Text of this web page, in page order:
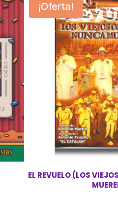
¡Oferta!
EL REVUELO (LOS